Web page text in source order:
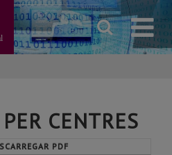
CENTRES
PDF